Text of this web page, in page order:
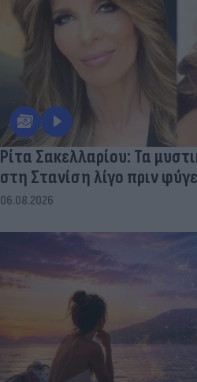
Ρίτα Σακελλαρίου: Τα
στη Στανίση λίγο πριν
06.08.2026